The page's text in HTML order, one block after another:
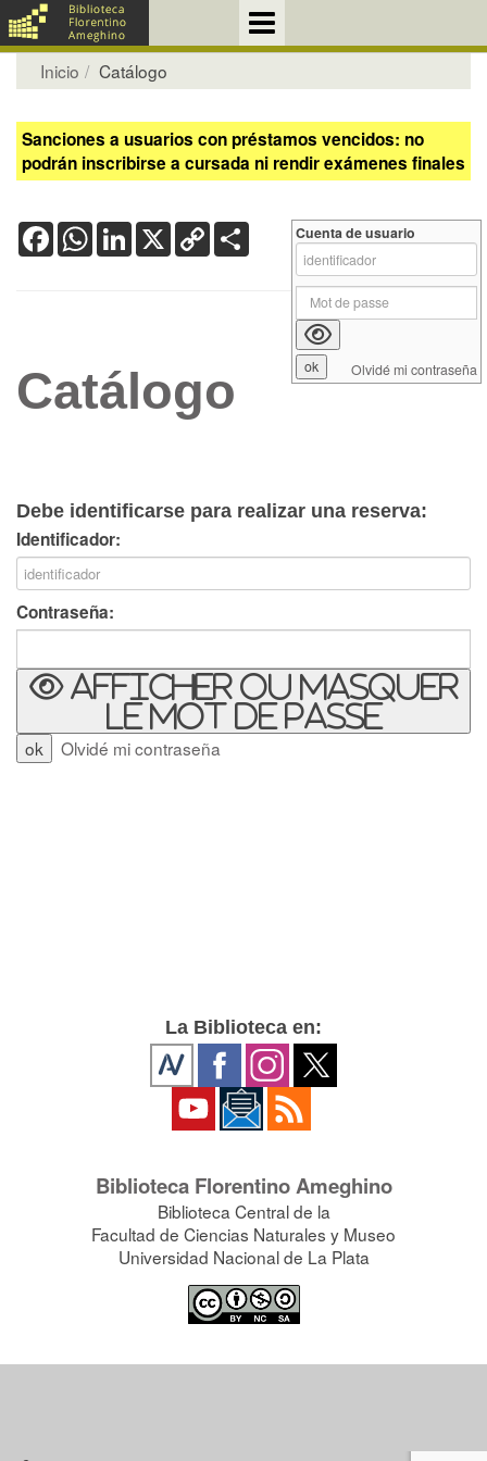
Inicio Catálogo
Sanciones a usuarios con préstamos vencidos: no
podrán inscribirse a cursada ni rendir exámenes finales
FacebookWhatsApp
LinkedIn
X Copy
Link
Catálogo
Debe identificarse para realizar una reserva:
Identificador:
Contraseña:
Afficher ou masquer
le mot de passe
Olvidé mi contraseña
Cuenta de usuario
Olvidé mi contraseña
La Biblioteca en:
Biblioteca Florentino Ameghino
Biblioteca Central de la
Facultad de Ciencias Naturales y Museo
Universidad Nacional de La Plata